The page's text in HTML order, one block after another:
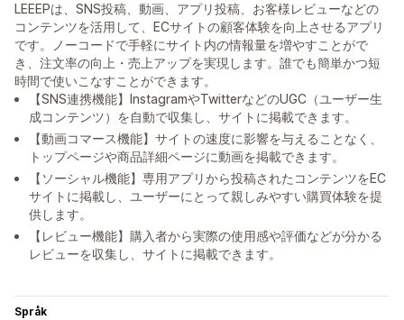
LEEEPは、SNS投稿、動画、アプリ投稿、お客様レビューなどの
コンテンツを活用して、ECサイトの顧客体験を向上させるアプリ
です。ノーコードで手軽にサイト内の情報量を増やすことがで
き、注文率の向上・売上アップを実現します。誰でも簡単かつ短
時間で使いこなすことができます。
【SNS連携機能】InstagramやTwitterなどのUGC（ユーザー生
成コンテンツ）を自動で収集し、サイトに掲載できます。
【動画コマース機能】サイトの速度に影響を与えることなく、
トップページや商品詳細ページに動画を掲載できます。
【ソーシャル機能】専用アプリから投稿されたコンテンツをEC
サイトに掲載し、ユーザーにとって親しみやすい購買体験を提
供します。
【レビュー機能】購入者から実際の使用感や評価などが分かる
レビューを収集し、サイトに掲載できます。
Språk